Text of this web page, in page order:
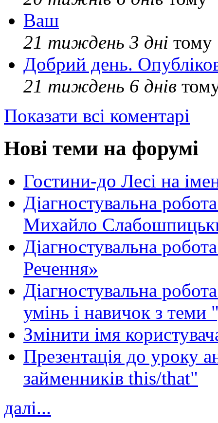
Ваш
21 тиждень 3 дні тому
Добрий день.
21 тиждень 6 днів
Показати всі коментарі
Нові теми на форумі
Гостини-до Лесі на
Діагностувальна
Михайло
Діагностувальна
Речення»
Діагностувальна
умінь і навичок з теми
Змінити імя
Презентація до уроку
займенників this/that"
далі...